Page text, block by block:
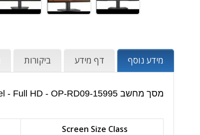
מידע נוסף דף מידע ביקורות
מסך מחשב Dell Pro E2225HM - 22 inch Monitor - VA Panel - Full HD - OP-RD09-15995 | מפרט טכני:
Screen Size Class